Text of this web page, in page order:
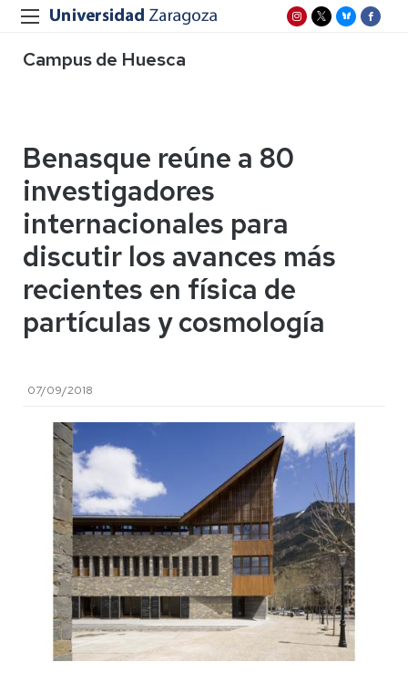
Campus de Huesca
Benasque reúne a 80
investigadores
internacionales para
discutir los avances más
recientes en física de
partículas y cosmología
07/09/2018